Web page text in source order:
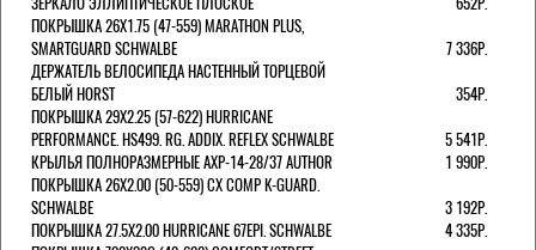
ПОКРЫШКА 26X1.75 (47-559) MARATHON PLUS,
SMARTGUARD SCHWALBE
7 336Р.
ДЕРЖАТЕЛЬ ВЕЛОCИПЕДА НАСТЕННЫЙ ТОРЦЕВОЙ
БЕЛЫЙ HORST
354Р.
ПОКРЫШКА 29X2.25 (57-622) HURRICANE
PERFORMANCE. HS499. RG. ADDIX. REFLEX SCHWALBE
5 541Р.
КРЫЛЬЯ ПОЛНОРАЗМЕРНЫЕ AXP-14-28/37 AUTHOR
1 990Р.
ПОКРЫШКА 26X2.00 (50-559) CX COMP K-GUARD.
SCHWALBE
3 192Р.
ПОКРЫШКА 27.5X2.00 HURRICANE 67EPI. SCHWALBE
4 335Р.